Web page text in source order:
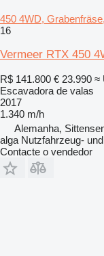
450 4WD,
16
Vermeer RTX 450
R$ 141.800 € 23.990 ≈
Escavadora de valas
2017
1.340 m/h
Alemanha,
alga Nutzfahrzeug-
Contacte o vendedor